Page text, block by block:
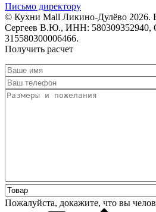
Письмо директору
© Кухни Mall Ликино-Дулёво 2026.
Сергеев В.Ю., ИНН:
315580300006466.
Получить расчет
Пожалуйста, докажите, что вы